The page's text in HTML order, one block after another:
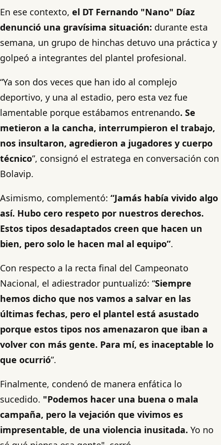
En ese contexto, el DT Fernando "Nano" Díaz
denunció una gravísima situación: durante esta
semana, un grupo de hinchas detuvo una práctica y
golpeó a integrantes del plantel profesional.
“Ya son dos veces que han ido al complejo
deportivo, y una al estadio, pero esta vez fue
lamentable porque estábamos entrenando. Se
metieron a la cancha, interrumpieron el trabajo,
nos insultaron, agredieron a jugadores y cuerpo
técnico”, consignó el estratega en conversación con
Bolavip.
Asimismo, complementó: “Jamás había vivido algo
así. Hubo cero respeto por nuestros derechos.
Estos tipos desadaptados creen que hacen un
bien, pero solo le hacen mal al equipo”.
Con respecto a la recta final del Campeonato
Nacional, el adiestrador puntualizó: “Siempre
hemos dicho que nos vamos a salvar en las
últimas fechas, pero el plantel está asustado
porque estos tipos nos amenazaron que iban a
volver con más gente. Para mí, es inaceptable lo
que ocurrió”.
Finalmente, condenó de manera enfática lo
sucedido. "Podemos hacer una buena o mala
campaña, pero la vejación que vivimos es
impresentable, de una violencia inusitada. Yo no